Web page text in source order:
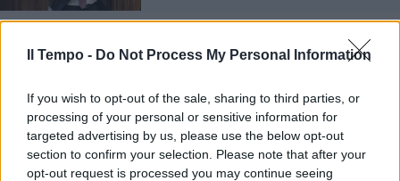
Il Tempo - Do Not Process My Personal Information
If you wish to opt-out of the sale, sharing to third parties, or
processing of your personal or sensitive information for
targeted advertising by us, please use the below opt-out
section to confirm your selection. Please note that after your
opt-out request is processed you may continue seeing